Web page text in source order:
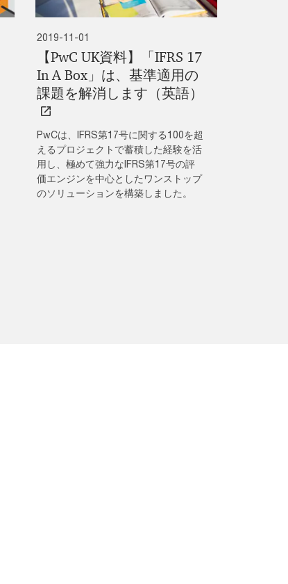
2019-11-01
【PwC UK資料】「IFRS 17
In A Box」は、基準適用の
課題を解消します（英語）
PwCは、IFRS第17号に関する100を超
えるプロジェクトで蓄積した経験を活
用し、極めて強力なIFRS第17号の評
価エンジンを中心としたワンストップ
のソリューションを構築しました。